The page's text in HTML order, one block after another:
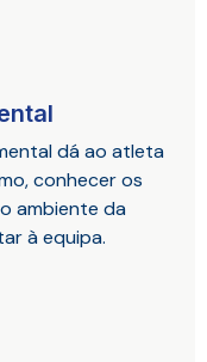
dá ao atleta
conhecer os
ambiente da
à equipa.